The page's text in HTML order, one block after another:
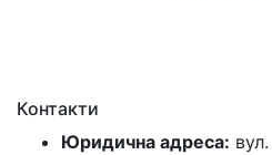
Контакти
Юридична адреса: